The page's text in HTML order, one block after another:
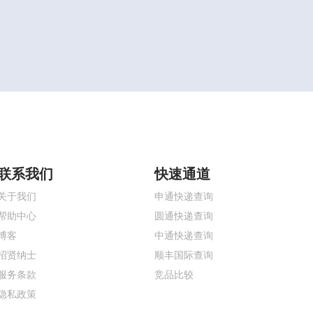
系我们
于我们
助中心
客
贤纳士
务条款
私政策
快速通道
申通快递查询
圆通快递查询
中通快递查询
顺丰国际查询
竞品比较